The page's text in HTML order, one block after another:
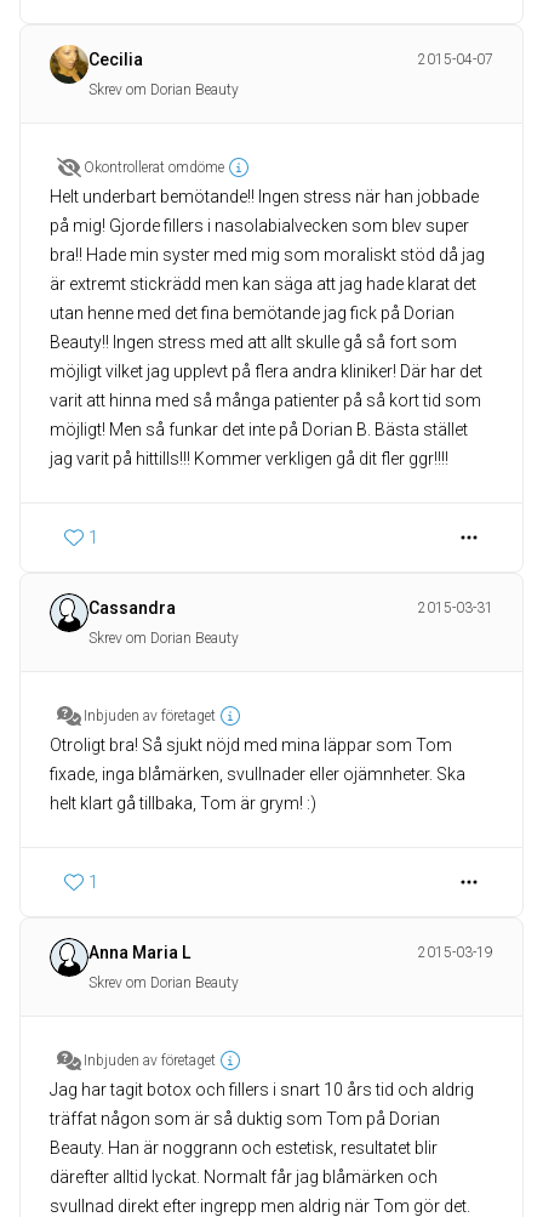
Cecilia
2015-04-07
Skrev om Dorian Beauty
Okontrollerat omdöme
Helt underbart bemötande!! Ingen stress när han jobbade
på mig! Gjorde fillers i nasolabialvecken som blev super
bra!! Hade min syster med mig som moraliskt stöd då jag
är extremt stickrädd men kan säga att jag hade klarat det
utan henne med det fina bemötande jag fick på Dorian
Beauty!! Ingen stress med att allt skulle gå så fort som
möjligt vilket jag upplevt på flera andra kliniker! Där har det
varit att hinna med så många patienter på så kort tid som
möjligt! Men så funkar det inte på Dorian B. Bästa stället
jag varit på hittills!!! Kommer verkligen gå dit fler ggr!!!!
1
Cassandra
2015-03-31
Skrev om Dorian Beauty
Inbjuden av företaget
Otroligt bra! Så sjukt nöjd med mina läppar som Tom
fixade, inga blåmärken, svullnader eller ojämnheter. Ska
helt klart gå tillbaka, Tom är grym! :)
1
Anna Maria L
2015-03-19
Skrev om Dorian Beauty
Inbjuden av företaget
Jag har tagit botox och fillers i snart 10 års tid och aldrig
träffat någon som är så duktig som Tom på Dorian
Beauty. Han är noggrann och estetisk, resultatet blir
därefter alltid lyckat. Normalt får jag blåmärken och
svullnad direkt efter ingrepp men aldrig när Tom gör det.